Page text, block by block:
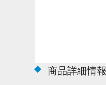
商品詳細情報